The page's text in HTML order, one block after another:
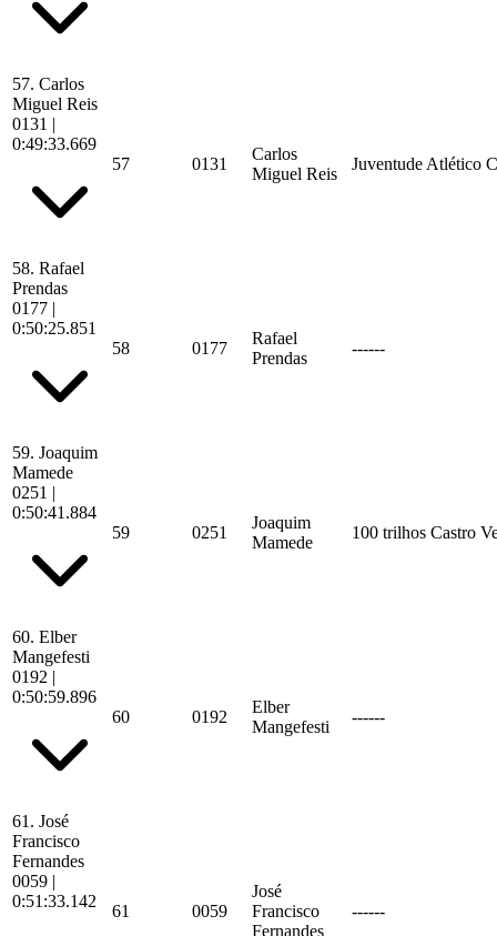
57. Carlos
Miguel Reis
0131 |
0:49:33.669
57
0131
Carlos
Miguel Reis
Juventude Atlético
58. Rafael
Prendas
0177 |
0:50:25.851
58
0177
Rafael
Prendas
------
59. Joaquim
Mamede
0251 |
0:50:41.884
59
0251
Joaquim
Mamede
100 trilhos Castro
60. Elber
Mangefesti
0192 |
0:50:59.896
60
0192
Elber
Mangefesti
------
61. José
Francisco
Fernandes
0059 |
0:51:33.142
61 0059
José
Francisco
Fernandes
------